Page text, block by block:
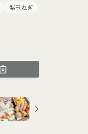
紫玉ねぎ